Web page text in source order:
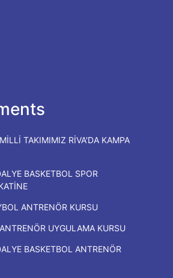
TAKIMIMIZ RİVA'DA KAMPA
BASKETBOL SPOR
ANTRENÖR KURSU
UYGULAMA KURSU
BASKETBOL ANTRENÖR